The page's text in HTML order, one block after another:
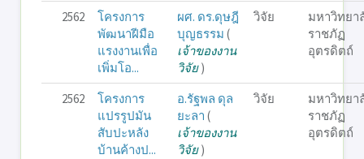
2562
โครงการ
พัฒนาฝีมือ
แรงงานเพื่อ
เพิ่มโอ...
ผศ. ดร.ดุษฎี
บุญธรรม (
เจ้าของงาน
วิจัย)
วิจัย
มหาวิทยา
ราชภัฏ
อุตรดิตถ์
2562
โครงการ
แปรรูปมัน
สับปะหลัง
บ้านค้างป...
อ.รัฐพล ดุล
ยะลา (
เจ้าของงาน
วิจัย)
วิจัย
มหาวิทยา
ราชภัฏ
อุตรดิตถ์